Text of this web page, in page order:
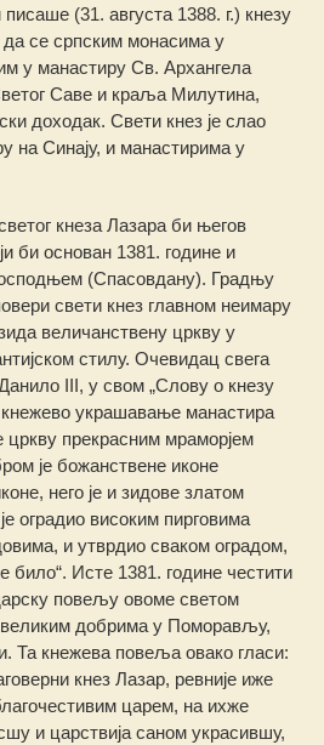
(31. августа 1388. г.) кнезу
се српским монасима у
у манастиру Св. Архангела
Саве и краља Милутина,
доходак. Свети кнез је слао
на Синају, и манастирима у
кнеза Лазара би његов
би основан 1381. године и
(Спасовдану). Градњу
свети кнез главном неимару
величанствену цркву у
стилу. Очевидац свега
III, у свом „Слову о кнезу
кнежево украшавање манастира
цркву прекрасним мраморјем
је божанствене иконе
него је и зидове златом
оградио високим пирговима
и утврдио сваком оградом,
било“. Исте 1381. године честити
повељу овоме светом
великим добрима у Поморављу,
Та кнежева повеља овако гласи:
кнез Лазар, ревније иже
царем, на ихже
и царствија саном украсившу,